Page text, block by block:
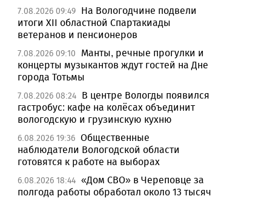
7.08.2026 09:49 На Вологодчине подвели
итоги XII областной Спартакиады
ветеранов и пенсионеров
7.08.2026 09:10
Манты, речные прогулки и
концерты музыкантов ждут гостей на Дне
города Тотьмы
7.08.2026 08:24 В центре Вологды появился
гастробус: кафе на колёсах объединит
вологодскую и грузинскую кухню
6.08.2026 19:36 Общественные
наблюдатели Вологодской области
готовятся к работе на выборах
6.08.2026 18:44 «Дом СВО» в Череповце за
полгода работы обработал около 13 тысяч